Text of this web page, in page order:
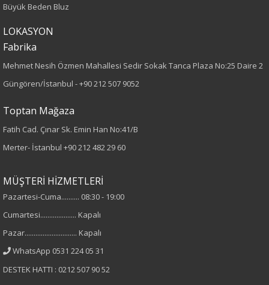
Desen
Düz
%100 Polyester
Cinsiyet
Kadın
Uzun Kol
Büyük Beden Bluz
LOKASYON
Fabrika
Mehmet Nesih Özmen Mahallesi Sedir Sokak Tanca Plaza No:25 Daire 2
Güngören/İstanbul -+90 212 507 9052
Toptan Mağaza
Fatih Cad. Çınar Sk. Emin Han No:41/B
Merter- İstanbul +90 212 482 29 60
MÜŞTERİ HİZMETLERİ
Pazartesi-Cuma.......... 08:30 - 19:00
Cumartesi.................... Kapalı
Pazar............................. Kapalı
WhatsApp 0531 224 05 31
DESTEK HATTI : 0212 507 90 52